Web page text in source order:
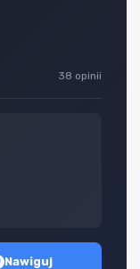
38 opinii
Nawiguj